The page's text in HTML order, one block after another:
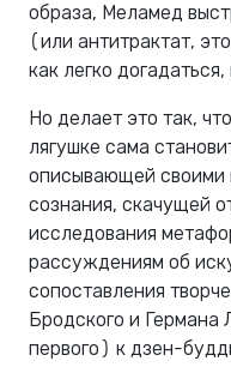
образа, Меламед
(или антитрактат,
как легко
Но делает это так,
лягушке сама
описывающей своими
сознания, скачущей
исследования
рассуждениям об
сопоставления
Бродского и Германа
первого) к дзен-